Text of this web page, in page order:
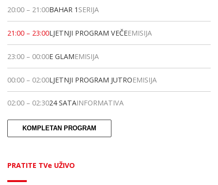
20:00 – 21:00BAHAR 1 SERIJA
21:00 – 23:00LJETNJI PROGRAM VEČEEMISIJA
23:00 – 00:00E GLAMEMISIJA
00:00 – 02:00LJETNJI PROGRAM JUTROEMISIJA
02:00 – 02:3024 SATAINFORMATIVA
KOMPLETAN PROGRAM
PRATITE TVe UŽIVO